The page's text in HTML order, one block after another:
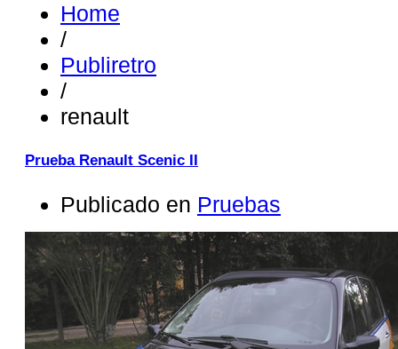
Home
/
Publiretro
/
renault
Prueba Renault Scenic II
Publicado en Pruebas